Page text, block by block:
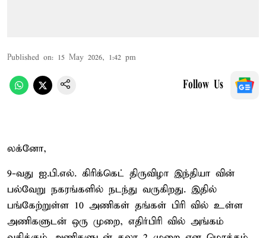
Published on: 15 May 2026, 1:42 pm
Follow Us
லக்னோ,
9-வது ஐ.பி.எல். கிரிக்கெட் திருவிழா இந்தியா வின்
பல்வேறு நகரங்களில் நடந்து வருகிறது. இதில்
பங்கேற்றுள்ள 10 அணிகள் தங்கள் பிரி வில் உள்ள
அணிகளுடன் ஒரு முறை, எதிர்பிரி வில் அங்கம்